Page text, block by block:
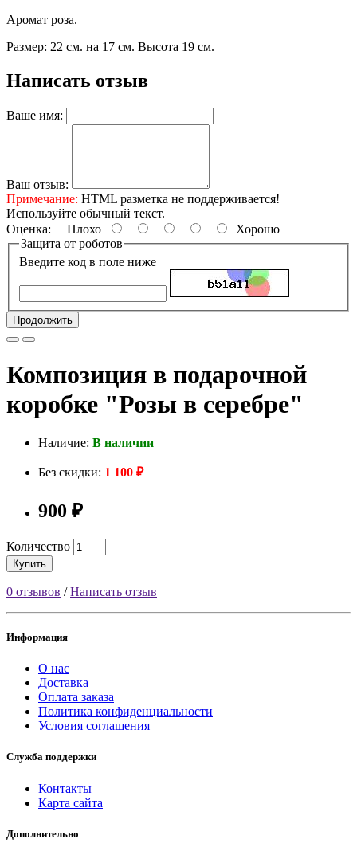
Аромат роза.
Размер: 22 см. на 17 см. Высота 19 см.
Написать отзыв
Ваше имя:
Ваш отзыв:
Примечание: HTML разметка не поддерживается!
Используйте обычный текст.
Оценка: Плохо
Хорошо
Защита от роботов
Введите код в поле ниже
Продолжить
Композиция в подарочной
коробке "Розы в серебре"
Наличие: В наличии
Без скидки: 1 100 ₽
900 ₽
Количество
Купить
0 отзывов /Написать отзыв
Информация
О нас
Доставка
Оплата заказа
Политика конфиденциальности
Условия соглашения
Служба поддержки
Контакты
Карта сайта
Дополнительно